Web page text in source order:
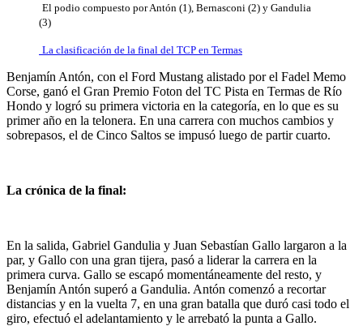
El podio compuesto por Antón (1), Bernasconi (2) y Gandulia
(3)
La clasificación de la final del TCP en Termas
Benjamín Antón, con el Ford Mustang alistado por el Fadel Memo
Corse, ganó el Gran Premio Foton del TC Pista en Termas de Río
Hondo y logró su primera victoria en la categoría, en lo que es su
primer año en la telonera. En una carrera con muchos cambios y
sobrepasos, el de Cinco Saltos se impusó luego de partir cuarto.
La crónica de la final:
En la salida, Gabriel Gandulia y Juan Sebastían Gallo largaron a la
par, y Gallo con una gran tijera, pasó a liderar la carrera en la
primera curva. Gallo se escapó momentáneamente del resto, y
Benjamín Antón superó a Gandulia. Antón comenzó a recortar
distancias y en la vuelta 7, en una gran batalla que duró casi todo el
giro, efectuó el adelantamiento y le arrebató la punta a Gallo.